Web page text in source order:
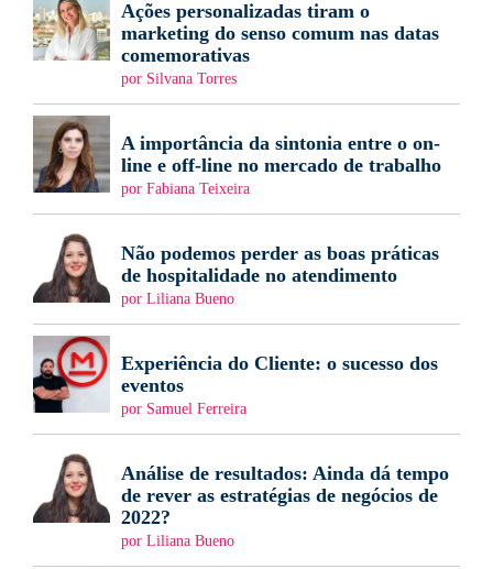
Ações personalizadas tiram o
marketing do senso comum nas datas
comemorativas
por Silvana Torres
A importância da sintonia entre o on-
line e off-line no mercado de trabalho
por Fabiana Teixeira
Não podemos perder as boas práticas
de hospitalidade no atendimento
por Liliana Bueno
Experiência do Cliente: o sucesso dos
eventos
por Samuel Ferreira
Análise de resultados: Ainda dá tempo
de rever as estratégias de negócios de
2022?
por Liliana Bueno